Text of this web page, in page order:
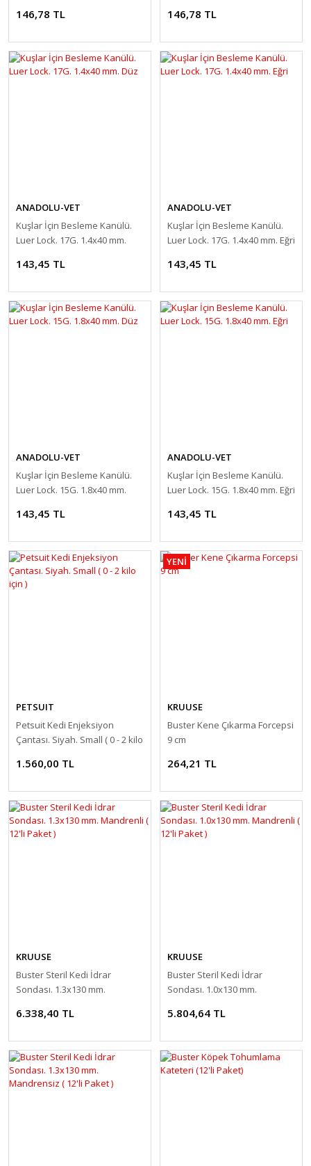
146,78 TL 146,78 TL
ANADOLU-VET
Kuşlar İçin Besleme Kanülü.
Luer Lock. 17G. 1.4x40 mm.
143,45 TL
ANADOLU-VET
Kuşlar İçin Besleme Kanülü.
Luer Lock. 17G. 1.4x40 mm. Eğri
143,45 TL
ANADOLU-VET
Kuşlar İçin Besleme Kanülü.
Luer Lock. 15G. 1.8x40 mm.
143,45 TL
ANADOLU-VET
Kuşlar İçin Besleme Kanülü.
Luer Lock. 15G. 1.8x40 mm. Eğri
143,45 TL
PETSUIT
Petsuit Kedi Enjeksiyon
Çantası. Siyah. Small ( 0 - 2 kilo
1.560,00 TL
YENİ
KRUUSE
Buster Kene Çıkarma Forcepsi
9 cm
264,21 TL
KRUUSE
Buster Steril Kedi İdrar
Sondası. 1.3x130 mm.
6.338,40 TL
KRUUSE
Buster Steril Kedi İdrar
Sondası. 1.0x130 mm.
5.804,64 TL